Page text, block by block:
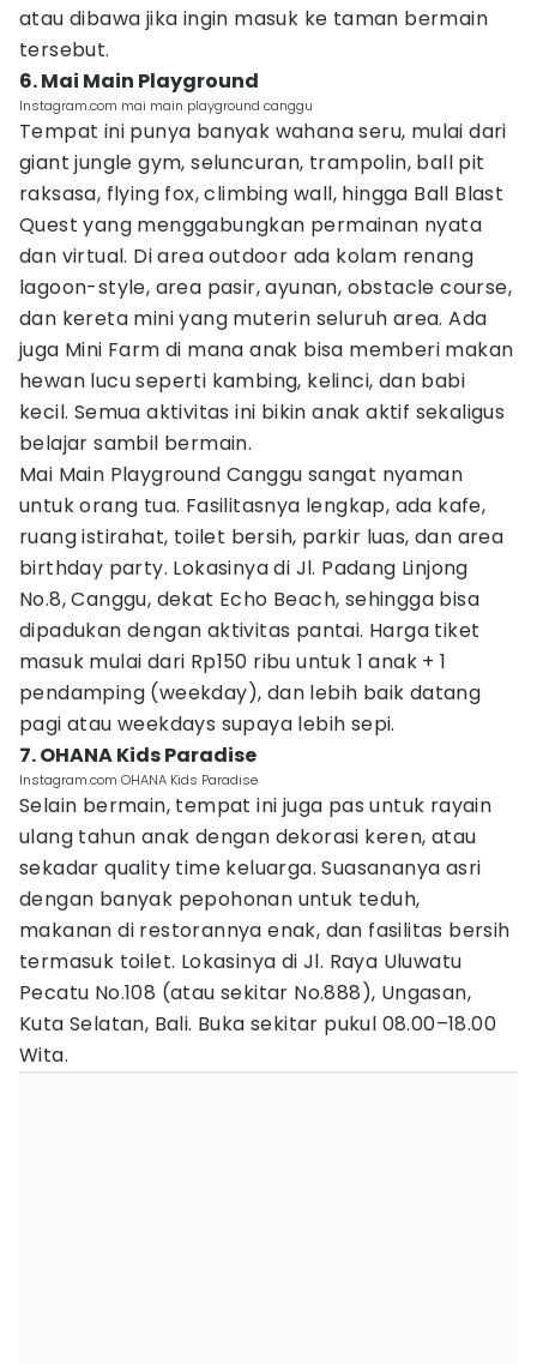
atau dibawa jika ingin masuk ke taman bermain
tersebut.
6. Mai Main Playground
Instagram.com mai main playground canggu
Tempat ini punya banyak wahana seru, mulai dari
giant jungle gym, seluncuran, trampolin, ball pit
raksasa, flying fox, climbing wall, hingga Ball Blast
Quest yang menggabungkan permainan nyata
dan virtual. Di area outdoor ada kolam renang
lagoon-style, area pasir, ayunan, obstacle course,
dan kereta mini yang muterin seluruh area. Ada
juga Mini Farm di mana anak bisa memberi makan
hewan lucu seperti kambing, kelinci, dan babi
kecil. Semua aktivitas ini bikin anak aktif sekaligus
belajar sambil bermain.
Mai Main Playground Canggu sangat nyaman
untuk orang tua. Fasilitasnya lengkap, ada kafe,
ruang istirahat, toilet bersih, parkir luas, dan area
birthday party. Lokasinya di Jl. Padang Linjong
No.8, Canggu, dekat Echo Beach, sehingga bisa
dipadukan dengan aktivitas pantai. Harga tiket
masuk mulai dari Rp150 ribu untuk 1 anak + 1
pendamping (weekday), dan lebih baik datang
pagi atau weekdays supaya lebih sepi.
7. OHANA Kids Paradise
Instagram.com OHANA Kids Paradise
Selain bermain, tempat ini juga pas untuk rayain
ulang tahun anak dengan dekorasi keren, atau
sekadar quality time keluarga. Suasananya asri
dengan banyak pepohonan untuk teduh,
makanan di restorannya enak, dan fasilitas bersih
termasuk toilet. Lokasinya di Jl. Raya Uluwatu
Pecatu No.108 (atau sekitar No.888), Ungasan,
Kuta Selatan, Bali. Buka sekitar pukul 08.00–18.00
Wita.